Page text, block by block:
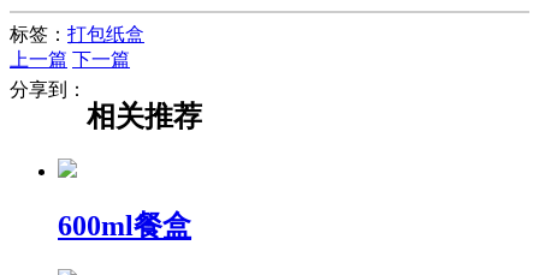
标签： 打包纸盒
上一篇 下一篇
分享到：
相关推荐
600ml餐盒